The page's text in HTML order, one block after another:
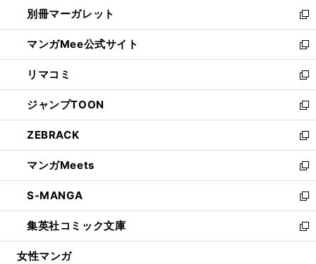
く
で
開
く
ィ
ン
ド
ウ
で
開
く
い
ウ
ィ
ン
ド
ウ
で
開
く
別冊マーガレット
新
し
い
ウ
ィ
ン
ド
ウ
で
開
く
マンガMee公式サイト
新
し
い
ウ
ィ
ン
ド
ウ
で
開
く
リマコミ
新
し
い
ウ
ィ
ン
ド
ウ
で
開
く
ジャンプTOON
新
し
い
ウ
ィ
ン
ド
ウ
で
開
ZEBRACK
新
し
い
ウ
ィ
ン
ド
ウ
マンガMeets
新
し
い
ウ
ィ
ン
S-MANGA
新
し
い
ウ
集英社コミック文庫
新
し
女性マンガ